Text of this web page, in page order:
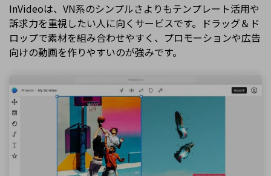
InVideoは、VN系のシンプルさよりもテンプレート活用や
訴求力を重視したい人に向くサービスです。ドラッグ＆ド
ロップで素材を組み合わせやすく、プロモーションや広告
向けの動画を作りやすいのが強みです。